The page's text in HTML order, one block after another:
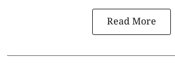
Read More